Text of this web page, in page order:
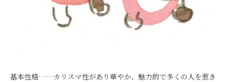
基本性格……カリスマ性があり華やか、魅力的で多くの人を惹き